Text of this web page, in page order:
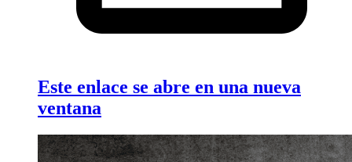
Este enlace se abre en una nueva
ventana